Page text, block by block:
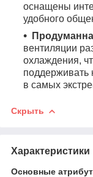
оснащены
удобного
вентиляции
охлаждения,
поддерживать
в самых
Скрыть
Характеристики
Основные